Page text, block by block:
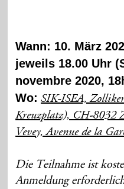
Wann: 10. März
jeweils 18.00 Uhr
novembre 2020,
Wo: SIK-ISEA,
Kreuzplatz), CH-8032
Vevey, Avenue de la
Die Teilnahme ist
Anmeldung